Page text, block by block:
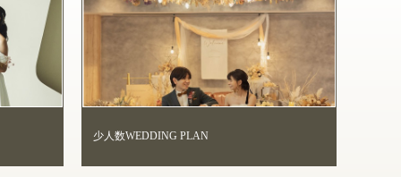
少人数WEDDING PLAN